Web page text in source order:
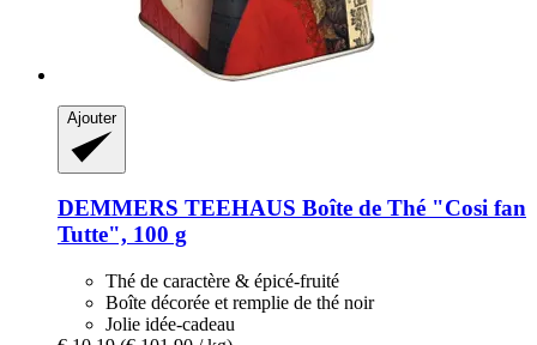
Ajouter
DEMMERS TEEHAUS Boîte de Thé "Cosi fan
Tutte", 100 g
Thé de caractère & épicé-fruité
Boîte décorée et remplie de thé noir
Jolie idée-cadeau